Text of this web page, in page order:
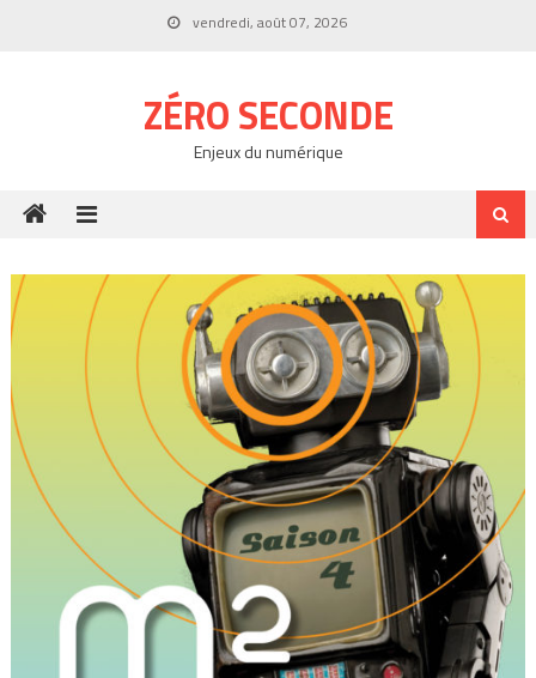
vendredi, août 07, 2026
ZÉRO SECONDE
Enjeux du numérique